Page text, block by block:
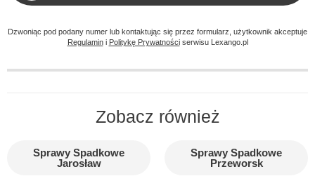
Dzwoniąc pod podany numer lub kontaktując się przez formularz, użytkownik akceptuje
Regulamini Politykę Prywatnościserwisu Lexango.pl
Zobacz również
Sprawy Spadkowe
Jarosław
Sprawy Spadkowe
Przeworsk